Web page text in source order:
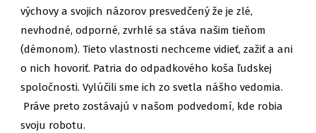
výchovy a svojich názorov presvedčený že je zlé,
nevhodné, odporné, zvrhlé sa stáva našim tieňom
(démonom). Tieto vlastnosti nechceme vidieť, zažiť a ani
o nich hovoriť. Patria do odpadkového koša ľudskej
spoločnosti. Vylúčili sme ich zo svetla nášho vedomia.
Práve preto zostávajú v našom podvedomí, kde robia
svoju robotu.